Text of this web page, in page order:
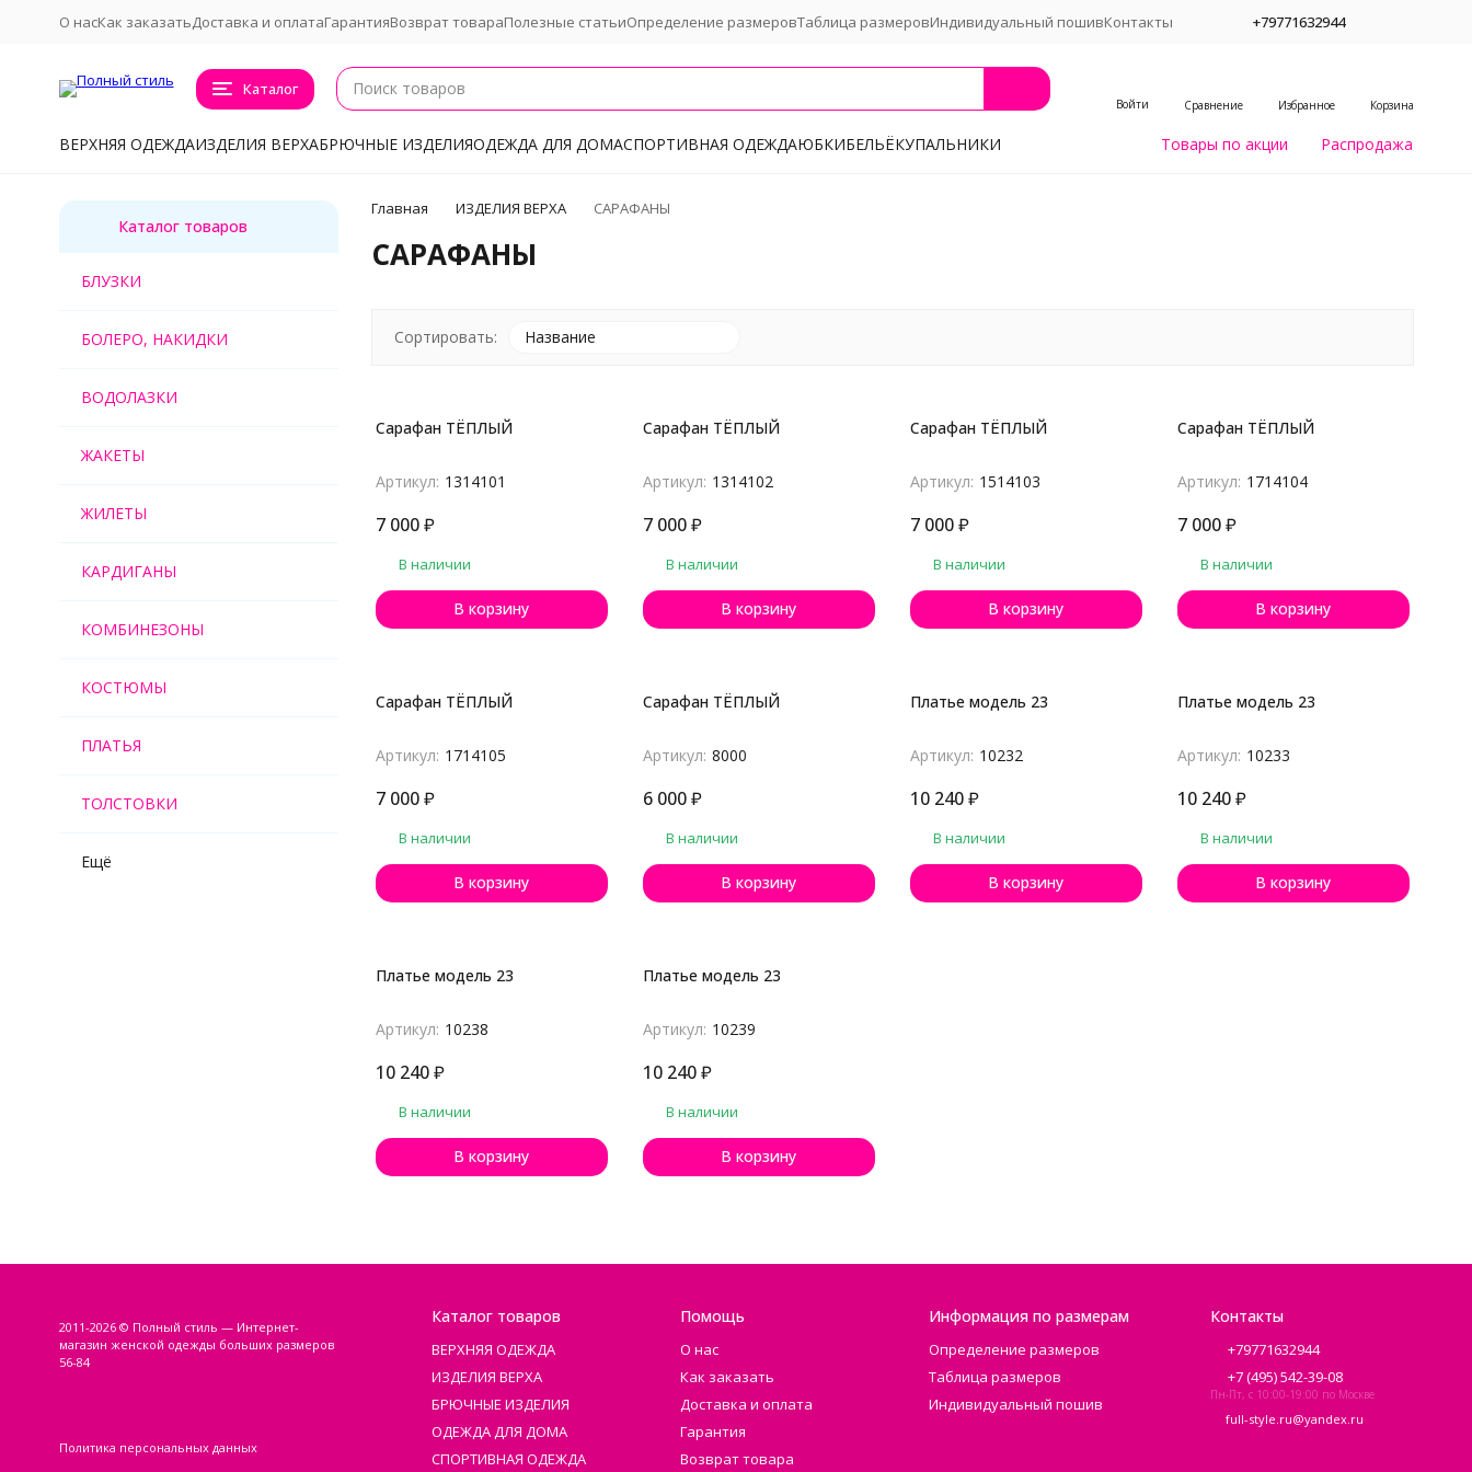
О насКак заказатьДоставка и оплатаГарантияВозврат товараПолезные статьиОпределение размеровТаблица размеровИндивидуальный пошивКонтакты +79771632944
Каталог
Войти Сравнение Избранное Корзина
ВЕРХНЯЯ ОДЕЖДАИЗДЕЛИЯ ВЕРХАБРЮЧНЫЕ ИЗДЕЛИЯОДЕЖДА ДЛЯ ДОМАСПОРТИВНАЯ ОДЕЖДАЮБКИБЕЛЬЁКУПАЛЬНИКИ Товары по акции Распродажа
Главная ИЗДЕЛИЯ ВЕРХА САРАФАНЫ
САРАФАНЫ
Сортировать: Название
Сарафан ТЁПЛЫЙ
Артикул: 1314101
7 000 ₽
В наличии
В корзину
Сарафан ТЁПЛЫЙ
Артикул: 1314102
7 000 ₽
В наличии
В корзину
Сарафан ТЁПЛЫЙ
Артикул: 1514103
7 000 ₽
В наличии
В корзину
Сарафан ТЁПЛЫЙ
Артикул: 1714104
7 000 ₽
В наличии
В корзину
Сарафан ТЁПЛЫЙ
Артикул: 1714105
7 000 ₽
В наличии
В корзину
Сарафан ТЁПЛЫЙ
Артикул: 8000
6 000 ₽
В наличии
В корзину
Платье модель 23
Артикул: 10232
10 240 ₽
В наличии
В корзину
Платье модель 23
Артикул: 10233
10 240 ₽
В наличии
В корзину
Платье модель 23
Артикул: 10238
10 240 ₽
В наличии
В корзину
Платье модель 23
Артикул: 10239
10 240 ₽
В наличии
В корзину
Каталог товаров
БЛУЗКИ
БОЛЕРО, НАКИДКИ
ВОДОЛАЗКИ
ЖАКЕТЫ
ЖИЛЕТЫ
КАРДИГАНЫ
КОМБИНЕЗОНЫ
КОСТЮМЫ
ПЛАТЬЯ
ТОЛСТОВКИ
Ещё
2011-2026 © Полный стиль — Интернет-
магазин женской одежды больших размеров
56-84
Политика персональных данных
Каталог товаров
ВЕРХНЯЯ ОДЕЖДА
ИЗДЕЛИЯ ВЕРХА
БРЮЧНЫЕ ИЗДЕЛИЯ
ОДЕЖДА ДЛЯ ДОМА
СПОРТИВНАЯ ОДЕЖДА
Помощь
О нас
Как заказать
Доставка и оплата
Гарантия
Возврат товара
Информация по размерам
Определение размеров
Таблица размеров
Индивидуальный пошив
Контакты
+79771632944
+7 (495) 542-39-08
Пн-Пт, с 10:00-19:00 по Москве
full-style.ru@yandex.ru